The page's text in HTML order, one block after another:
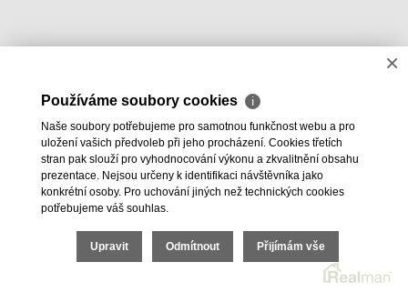
×
Používáme soubory cookies ℹ
Naše soubory potřebujeme pro samotnou funkčnost webu a pro
uložení vašich předvoleb při jeho procházení. Cookies třetích
stran pak slouží pro vyhodnocování výkonu a zkvalitnění obsahu
prezentace. Nejsou určeny k identifikaci návštěvníka jako
konkrétní osoby. Pro uchování jiných než technických cookies
potřebujeme váš souhlas.
Upravit Odmítnout Přijímám vše